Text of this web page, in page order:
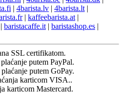
| 4barista.lv | 4barista.lt |
| kaffeebarista.at |
| baristacaffe.it | baristashop.es |